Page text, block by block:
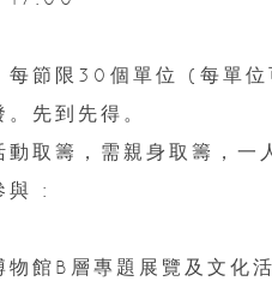
每節限30個單位 (每單
先到先得。
取籌，需親身取籌，一
與 :
物館B層專題展覽及文化